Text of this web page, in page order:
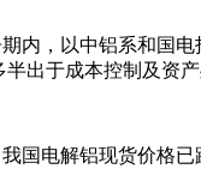
内，以中铝系和国
出于成本控制及资
国电解铝现货价格已